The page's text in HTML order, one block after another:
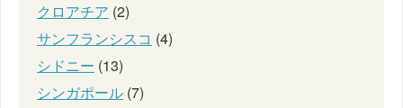
クロアチア (2)
サンフランシスコ (4)
シドニー (13)
シンガポール (7)